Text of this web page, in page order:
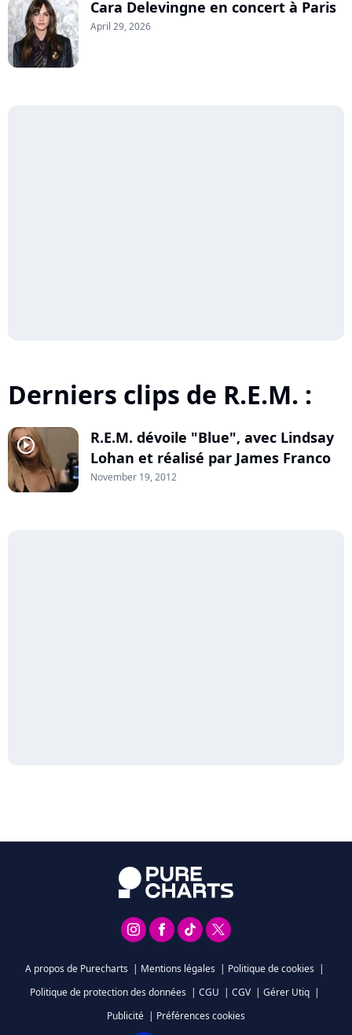
Cara Delevingne en concert à Paris
April 29, 2026
Derniers clips de R.E.M. :
player2
R.E.M. dévoile "Blue", avec Lindsay
Lohan et réalisé par James Franco
November 19, 2012
A propos de Purecharts | Mentions légales | Politique de cookies |
Politique de protection des données | CGU | CGV | Gérer Utiq |
Publicité | Préférences cookies